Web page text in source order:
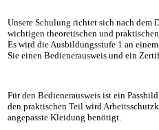
Unsere Schulung richtet sich nach dem
wichtigen theoretischen und
Es wird die Ausbildungsstufe 1 an
Sie einen Bedienerausweis und ein
Für den Bedienerausweis ist ein
den praktischen Teil wird
angepasste Kleidung benötigt.